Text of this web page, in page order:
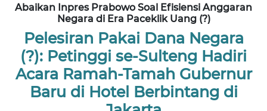
Abaikan Inpres Prabowo Soal Efisiensi Anggaran
Negara di Era Paceklik Uang (?)
Pelesiran Pakai Dana Negara
(?): Petinggi se-Sulteng Hadiri
Acara Ramah-Tamah Gubernur
Baru di Hotel Berbintang di
NASIONAL
DAERAH
POLHUKAM